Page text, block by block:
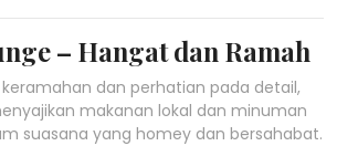
– Hangat dan Ramah
dan perhatian pada detail,
makanan lokal dan minuman
suasana yang homey dan bersahabat.